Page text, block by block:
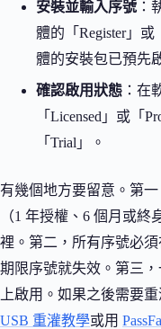
安裝並輸入序號：
體的「Register」
體的安裝包已預先
確認啟用狀態 ：在
「Licensed」或「
「Trial」。
有幾個地方要留意。第
（1 年授權、6 個月或
裡。第二，所有序號必
期限序號就失效。第三
上啟用。如果之後需要
USB 重灌教學或用